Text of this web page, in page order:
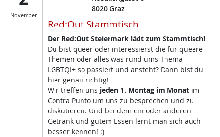
November
8020 Graz
Red:Out Stammtisch
Der Red:Out Steiermark lädt zum Stammtisch!
Du bist queer oder interessierst die für queere
Themen oder alles was rund ums Thema
LGBTQI+ so passiert und ansteht? Dann bist du
hier genau richtig!
Wir treffen uns jeden 1. Montag im Monatim
Contra Punto um uns zu besprechen und zu
diskutieren. Und bei dem ein oder anderen
Getränk und gutem Essen lernt man sich auch
besser kennen! :)